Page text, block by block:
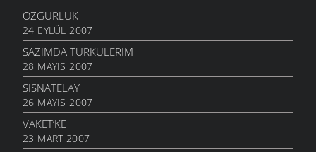
ÖZGÜRLÜK
24 EYLÜL 2007
SAZIMDA TÜRKÜLERIM
28 MAYIS 2007
SISNATELAY
26 MAYIS 2007
VAKET’KE
23 MART 2007